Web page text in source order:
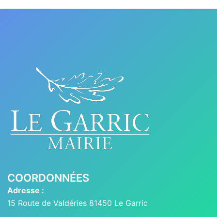
COORDONNÉES
Adresse :
15 Route de Valdéries 81450 Le Garric